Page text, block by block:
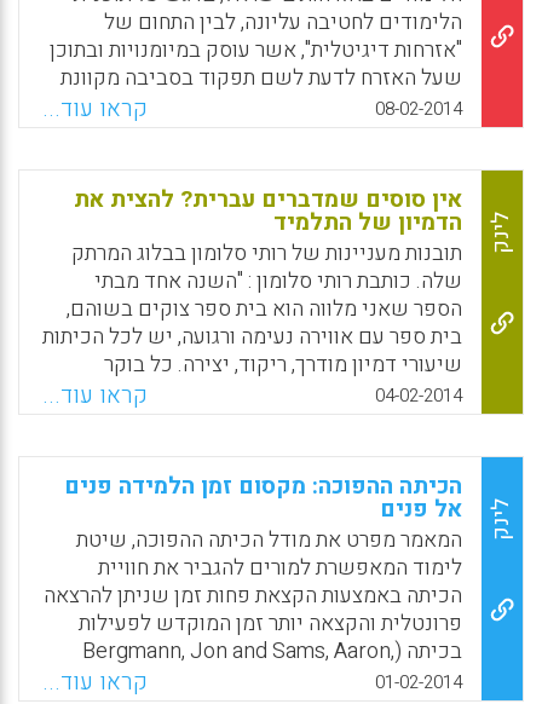
הלימודים לחטיבה עליונה, לבין התחום של
"אזרחות דיגיטלית", אשר עוסק במיומנויות ובתוכן
שעל האזרח לדעת לשם תפקוד בסביבה מקוונת
מודרנית. "אזרחות דיגיטלית" נוגעת בתחומים
מגוונים, ובהם חוק ברשת, מסחר דיגיטלי, אתיקה
בסביבה מקוונת, זכויות וחובות ברשת ועוד ( אביב
צמח) .
WhatsApp
Facebook
Email
X
08-02-2014 קראו עוד...
לינק
אין סוסים שמדברים עברית? להצית את
הדמיון של התלמיד
תובנות מעניינות של רותי סלומון בבלוג המרתק
שלה. כותבת רותי סלומון : "השנה אחד מבתי
הספר שאני מלווה הוא בית ספר צוקים בשוהם,
בית ספר עם אווירה נעימה ורגועה, יש לכל הכיתות
שיעורי דמיון מודרך, ריקוד, יצירה. כל בוקר
מושמעת במערכת הכריזה יצירות
קלאסיות"…"התמקדנו במהלך השנה בתהליכי
למידה מבוססי פרויקטים וחיפשנו את אותה
ההנעה ללמידה שציינתי למעלה. איך לעורר לילד
חשק ללמוד את תחומי הדעת שלימדנו כל השנים
אבל שהשנה התלמידים ילמדו אחרת."
WhatsApp
Facebook
Email
X
04-02-2014 קראו עוד...
לינק
הכיתה ההפוכה: מקסום זמן הלמידה פנים
אל פנים
המאמר מפרט את מודל הכיתה ההפוכה, שיטת
לימוד המאפשרת למורים להגביר את חוויית
הכיתה באמצעות הקצאת פחות זמן שניתן להרצאה
פרונטלית והקצאה יותר זמן המוקדש לפעילות
בכיתה (Bergmann, Jon and Sams, Aaron,
2014).
01-02-2014 קראו עוד...